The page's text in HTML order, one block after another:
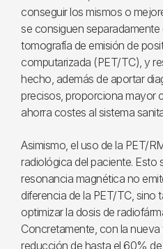
conseguir los mismos o
se consiguen
tomografía de emisión de
computarizada (PET/TC), y
hecho, además de aportar
precisos, proporciona mayor
ahorra costes al sistema
Asimismo, el uso de la PET/
radiológica del paciente. Esto
resonancia magnética no
diferencia de la PET/TC, sino
optimizar la dosis de
Concretamente, con la
reducción de hasta el 60%